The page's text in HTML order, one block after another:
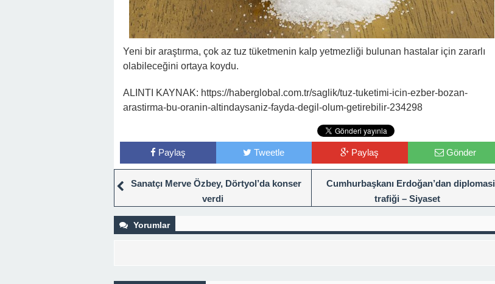
Yeni bir araştırma, çok az tuz tüketmenin kalp yetmezliği bulunan hastalar için zararlı
olabileceğini ortaya koydu.
ALINTI KAYNAK: https://haberglobal.com.tr/saglik/tuz-tuketimi-icin-ezber-bozan-
arastirma-bu-oranin-altindaysaniz-fayda-degil-olum-getirebilir-234298
Paylaş Tweetle Paylaş Gönder
Sanatçı Merve Özbey, Dörtyol’da konser
verdi
Cumhurbaşkanı Erdoğan’dan diplomasi
trafiği – Siyaset
Yorumlar